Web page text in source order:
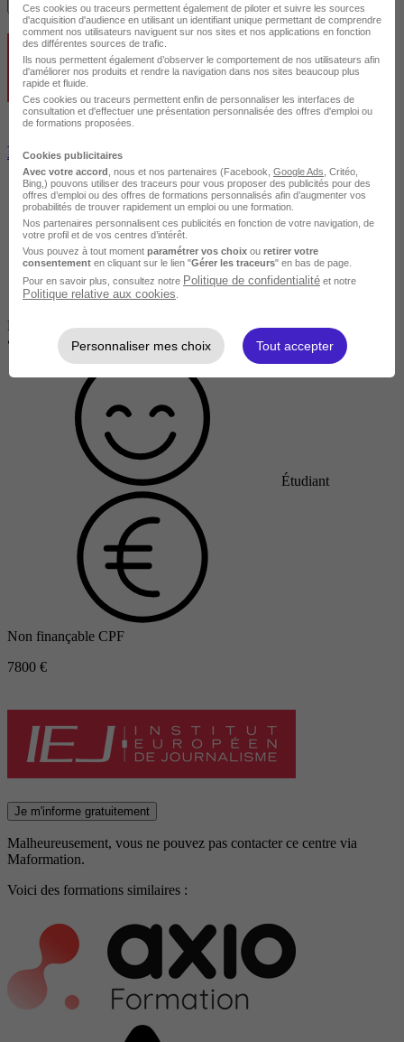
Je m'informe gratuitement
Bachelor 3 - Journalisme
Disponible dans 5 villes
•
En centre
Étudiant
Non finançable CPF
7800 €
Je m'informe gratuitement
Malheureusement, vous ne pouvez pas contacter ce centre via
Maformation.
Voici des formations similaires :
Ces cookies ou traceurs permettent également de piloter et suivre les sources
d'acquisition d'audience en utilisant un identifiant unique permettant de comprendre
comment nos utilisateurs naviguent sur nos sites et nos applications en fonction
des différentes sources de trafic.
Ils nous permettent également d’observer le comportement de nos utilisateurs afin
d'améliorer nos produits et rendre la navigation dans nos sites beaucoup plus
rapide et fluide.
Ces cookies ou traceurs permettent enfin de personnaliser les interfaces de
consultation et d'effectuer une présentation personnalisée des offres d'emploi ou
de formations proposées.
Cookies publicitaires
Avec votre accord , nous et nos partenaires (Facebook, Google Ads , Critéo,
Bing,) pouvons utiliser des traceurs pour vous proposer des publicités pour des
offres d’emploi ou des offres de formations personnalisés afin d’augmenter vos
probabilités de trouver rapidement un emploi ou une formation.
Nos partenaires personnalisent ces publicités en fonction de votre navigation, de
votre profil et de vos centres d’intérêt.
Vous pouvez à tout moment paramétrer vos choix ou retirer votre
consentement en cliquant sur le lien "Gérer les traceurs" en bas de page.
Pour en savoir plus, consultez notre Politique de confidentialité et notre
Politique relative aux cookies
Personnaliser mes choix Tout accepter